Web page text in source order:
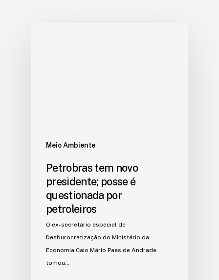
Meio Ambiente
Petrobras tem novo
presidente; posse é
questionada por
petroleiros
O ex-secretário especial de
Desburocratização do Ministério da
Economia Caio Mário Paes de Andrade
tomou…